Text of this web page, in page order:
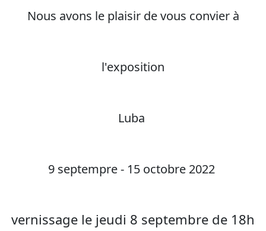
Nous avons le plaisir de vous convier à
l'exposition
Luba
9 septempre - 15 octobre 2022
vernissage le jeudi 8 septembre de 18h